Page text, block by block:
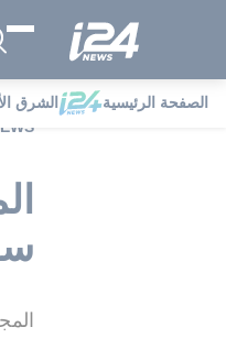
الصفحة الرئيسية الشرق